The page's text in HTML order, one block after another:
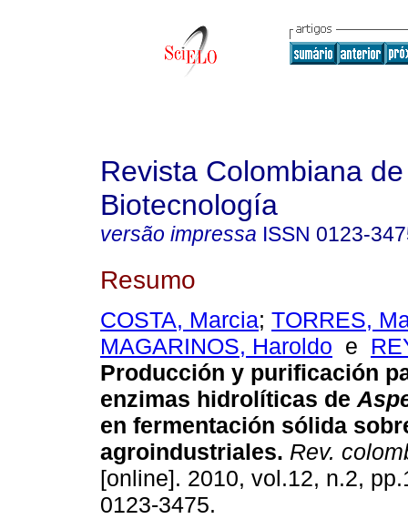
Revista Colombiana de
Biotecnología
versão impressa ISSN 0123-
Resumo
COSTA, Marcia; TORRES,
MAGARINOS, Haroldo e
Producción y purificación
enzimas hidrolíticas de
en fermentación sólida
agroindustriales. Rev.
[online]. 2010, vol.12, n.2,
0123-3475.